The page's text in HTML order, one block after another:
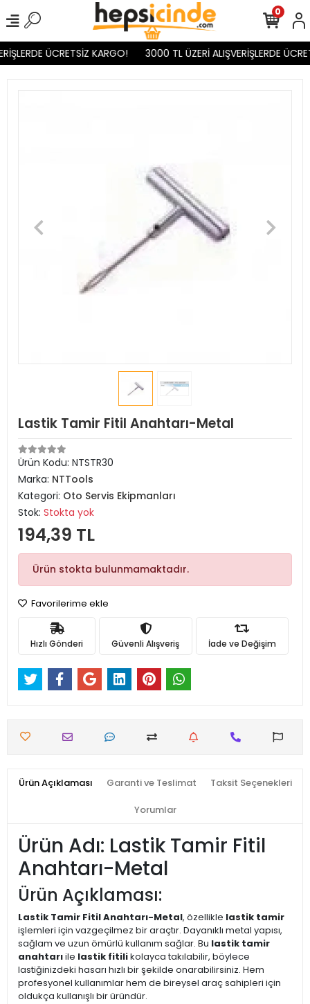
ÜCRETSİZ KARGO! 3000 TL ÜZERİ ALIŞVERİŞLERDE
0
Lastik Tamir Fitil Anahtarı-Metal
Ürün Kodu: NTSTR30
Marka: NTTools
Kategori: Oto Servis Ekipmanları
Stok: Stokta yok
194,39 TL
Ürün stokta bulunmamaktadır.
Favorilerime ekle
Hızlı Gönderi Güvenli Alışveriş İade ve Değişim
Ürün Açıklaması Garanti ve Teslimat Taksit Seçenekleri
Yorumlar
Ürün Adı: Lastik Tamir Fitil
Anahtarı-Metal
Ürün Açıklaması:
Lastik Tamir Fitil Anahtarı-Metal, özellikle lastik tamir
işlemleri için vazgeçilmez bir araçtır. Dayanıklı metal yapısı,
sağlam ve uzun ömürlü kullanım sağlar. Bu lastik tamir
anahtarıile lastik fitilikolayca takılabilir, böylece
lastiğinizdeki hasarı hızlı bir şekilde onarabilirsiniz. Hem
profesyonel kullanımlar hem de bireysel araç sahipleri için
oldukça kullanışlı bir üründür.